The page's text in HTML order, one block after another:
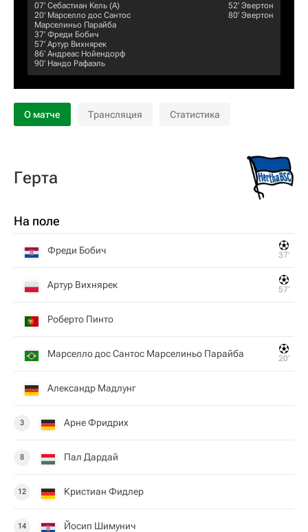
07‎’‎ Себастиан Кель (А)
20‎’‎ Марселло дос Сантос
Марселиньо Парайба
37‎’‎ Фреди Бобич
57‎’‎ Артур Вихнярек
86‎’‎ Андреас Нойендорф
90‎’‎ Нандо Рафаэль
52‎’‎ Эвертон
80‎’‎ Эвертон
О матче Трансляция Статистика
Герта
На поле
Фреди Бобич 37‎’‎
Артур Вихнярек 57‎’‎
Роберто Пинто
Марселло дос Сантос Марселиньо Парайба 20‎’‎
Александр Мадлунг
3 Арне Фридрих
8 Пал Дардай
12 Кристиан Фидлер
14 Йосип Шимунич